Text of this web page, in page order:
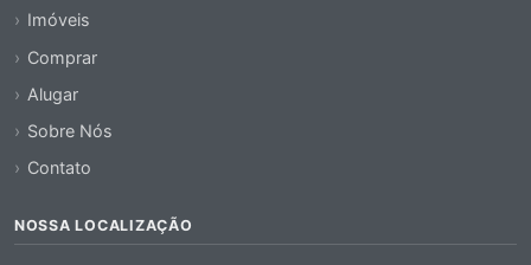
Imóveis
Comprar
Alugar
Sobre Nós
Contato
NOSSA LOCALIZAÇÃO